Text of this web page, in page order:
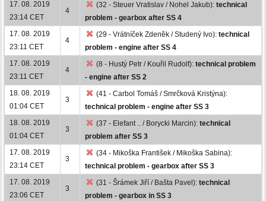
17. 08. 2019
23:14 CET
4
(32 - Steuer Vratislav / Nohel Jakub): technical
problem - gearbox after SS 4
17. 08. 2019
23:11 CET
4
(29 - Vrátníček Zdeněk / Studený Ivo): technical
problem - engine after SS 4
17. 08. 2019
23:11 CET
4
(8 - Hustý Petr / Kouřil Rudolf): technical problem
- engine after SS 2
18. 08. 2019
01:04 CET
3
(41 - Carbol Tomáš / Smrčková Kristýna):
technical problem - engine after SS 3
18. 08. 2019
01:04 CET
3
(37 - Elefant .. / Borycki Marcin): technical
problem after SS 3
17. 08. 2019
23:14 CET
3
(34 - Mikoška František / Mikoška Sabina):
technical problem - gearbox after SS 3
17. 08. 2019
23:06 CET
3
(31 - Šrámek Jiří / Bašta Pavel): technical
problem - gearbox in SS 3